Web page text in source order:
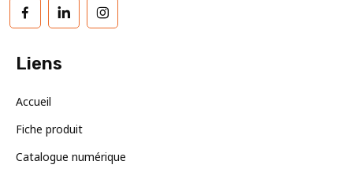
FacebookLinkedIn
Liens
Accueil
Fiche produit
Catalogue numérique